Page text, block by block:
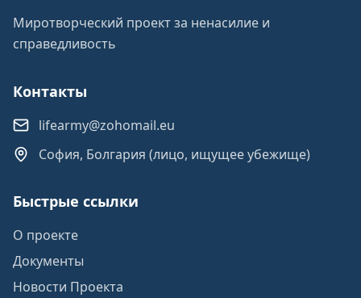
Миротворческий проект за ненасилие и
справедливость
Контакты
lifearmy@zohomail.eu
София, Болгария (лицо, ищущее убежище)
Быстрые ссылки
О проекте
Документы
Новости Проекта